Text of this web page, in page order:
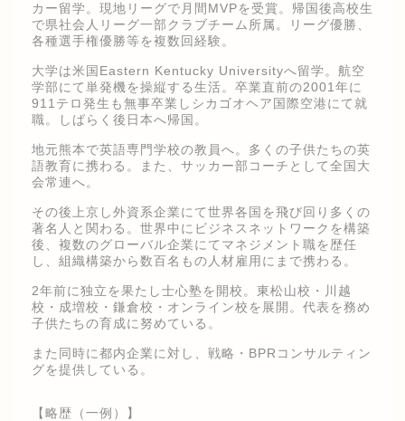
カー留学。現地リーグで月間MVPを受賞。帰国後高校生
で県社会人リーグ一部クラブチーム所属。リーグ優勝、
各種選手権優勝等を複数回経験。
大学は米国Eastern Kentucky Universityへ留学。航空
学部にて単発機を操縦する生活。卒業直前の2001年に
911テロ発生も無事卒業しシカゴオヘア国際空港にて就
職。しばらく後日本へ帰国。
地元熊本で英語専門学校の教員へ。多くの子供たちの英
語教育に携わる。また、サッカー部コーチとして全国大
会常連へ。
その後上京し外資系企業にて世界各国を飛び回り多くの
著名人と関わる。世界中にビジネスネットワークを構築
後、複数のグローバル企業にてマネジメント職を歴任
し、組織構築から数百名もの人材雇用にまで携わる。
2年前に独立を果たし士心塾を開校。東松山校・川越
校・成増校・鎌倉校・オンライン校を展開。代表を務め
子供たちの育成に努めている。
また同時に都内企業に対し、戦略・BPRコンサルティン
グを提供している。
【略歴（一例）】